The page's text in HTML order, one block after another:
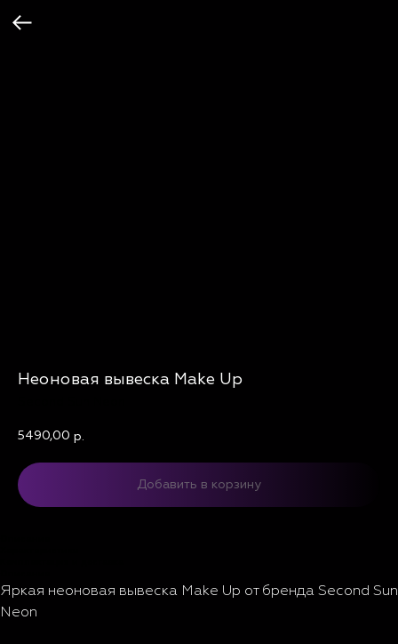
Неоновая вывеска Make Up
5490,00 р.
Добавить в корзину
Яркая неоновая вывеска Make Up от бренда Second Sun
Neon